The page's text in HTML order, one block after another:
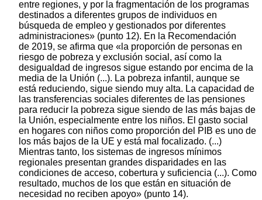
entre regiones, y por la fragmentación de los programas
destinados a diferentes grupos de individuos en
búsqueda de empleo y gestionados por diferentes
administraciones» (punto 12). En la Recomendación
de 2019, se afirma que «la proporción de personas en
riesgo de pobreza y exclusión social, así como la
desigualdad de ingresos sigue estando por encima de la
media de la Unión (...). La pobreza infantil, aunque se
está reduciendo, sigue siendo muy alta. La capacidad de
las transferencias sociales diferentes de las pensiones
para reducir la pobreza sigue siendo de las más bajas de
la Unión, especialmente entre los niños. El gasto social
en hogares con niños como proporción del PIB es uno de
los más bajos de la UE y está mal focalizado. (...)
Mientras tanto, los sistemas de ingresos mínimos
regionales presentan grandes disparidades en las
condiciones de acceso, cobertura y suficiencia (...). Como
resultado, muchos de los que están en situación de
necesidad no reciben apoyo» (punto 14).